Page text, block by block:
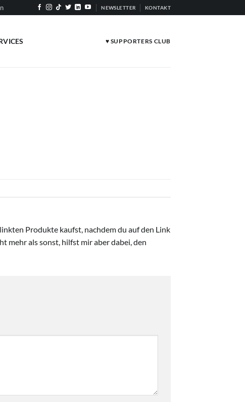
NEWSLETTER KONTAKT
♥ SUPPORTERS CLUB
Produkte kaufst, nachdem du auf den Link
mehr als sonst, hilfst mir aber dabei, den